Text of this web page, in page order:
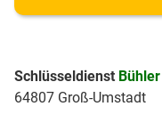
Schlüsseldienst Bühler
64807 Groß-Umstadt